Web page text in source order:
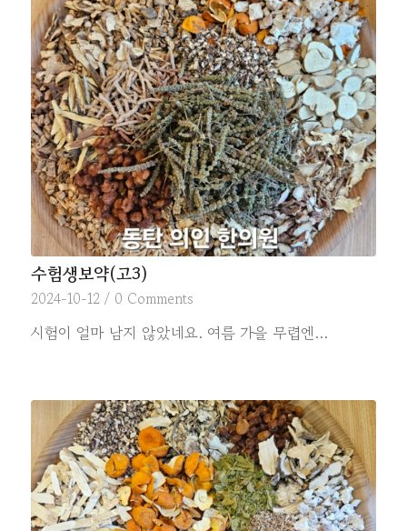
수험생보약(고3)
2024-10-12 / 0 Comments
시험이 얼마 남지 않았네요. 여름 가을 무렵엔…